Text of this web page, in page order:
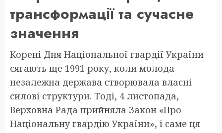
трансформації та сучасне
значення
Корені Дня Національної гвардії України
сягають ще 1991 року, коли молода
незалежна держава створювала власні
силові структури. Тоді, 4 листопада,
Верховна Рада прийняла Закон «Про
Національну гвардію України», і саме ця